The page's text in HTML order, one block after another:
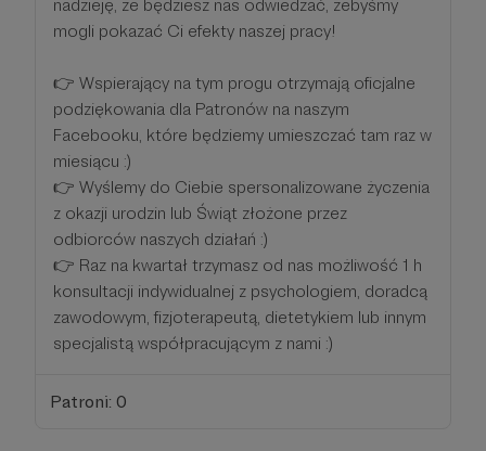
nadzieję, że będziesz nas odwiedzać, żebyśmy
mogli pokazać Ci efekty naszej pracy!
👉 Wspierający na tym progu otrzymają oficjalne
podziękowania dla Patronów na naszym
Facebooku, które będziemy umieszczać tam raz w
miesiącu :)
👉 Wyślemy do Ciebie spersonalizowane życzenia
z okazji urodzin lub Świąt złożone przez
odbiorców naszych działań :)
👉 Raz na kwartał trzymasz od nas możliwość 1 h
konsultacji indywidualnej z psychologiem, doradcą
zawodowym, fizjoterapeutą, dietetykiem lub innym
specjalistą współpracującym z nami :)
Patroni: 0